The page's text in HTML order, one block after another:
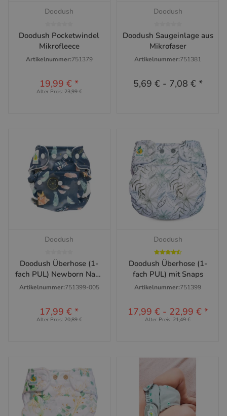
Doodush
Doodush Pocketwindel
Mikrofleece
Artikelnummer:751379
19,99 €*
Alter Preis: 23,99 €
Doodush
Doodush Saugeinlage aus
Mikrofaser
Artikelnummer:751381
5,69 €- 7,08 € *
Doodush
Doodush Überhose (1-
fach PUL) Newborn Navy
Boho - SALE
Artikelnummer:751399-005
17,99 €*
Alter Preis: 20,89 €
Doodush
Doodush Überhose (1-
fach PUL) mit Snaps
Artikelnummer:751399
17,99 €- 22,99 € *
Alter Preis:21,49 €